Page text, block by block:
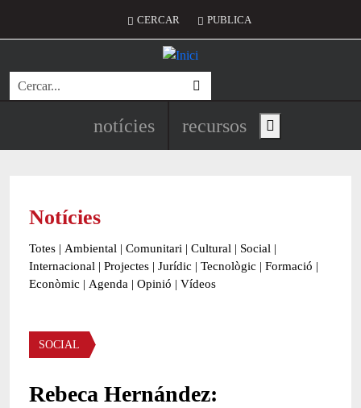
Menú del compte d'usuari
CERCAR PUBLICA
Cerca
Navegació principal de
notícies recursos Show main menu
Notícies
Totes | Ambiental | Comunitari | Cultural | Social |
Internacional | Projectes | Jurídic | Tecnològic | Formació |
Econòmic | Agenda | Opinió | Vídeos
Àmbit de la notícia
SOCIAL
Rebeca Hernández: